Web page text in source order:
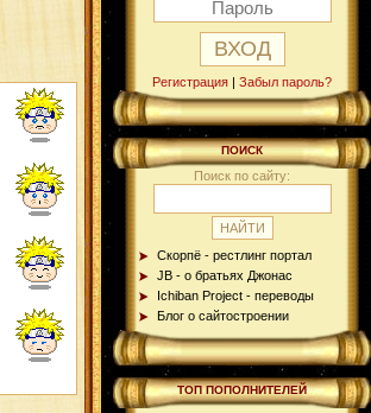
Регистрация | Забыл пароль?
ПОИСК
Поиск по сайту:
Скорпё - рестлинг портал
JB - о братьях Джонас
Ichiban Project - переводы
Блог о сайтостроении
ТОП ПОПОЛНИТЕЛЕЙ